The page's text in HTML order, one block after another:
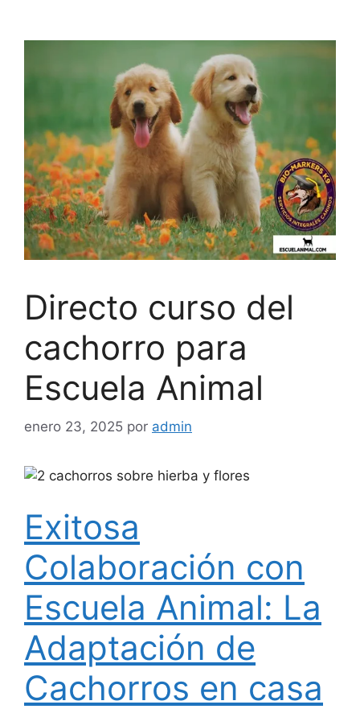
Directo curso del
cachorro para
Escuela Animal
enero 23, 2025 por admin
Exitosa
Colaboración con
Escuela Animal: La
Adaptación de
Cachorros en casa